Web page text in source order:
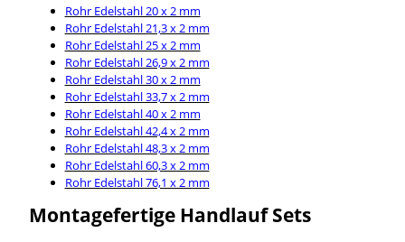
Rohr Edelstahl 20 x 2 mm
Rohr Edelstahl 21,3 x 2 mm
Rohr Edelstahl 25 x 2 mm
Rohr Edelstahl 26,9 x 2 mm
Rohr Edelstahl 30 x 2 mm
Rohr Edelstahl 33,7 x 2 mm
Rohr Edelstahl 40 x 2 mm
Rohr Edelstahl 42,4 x 2 mm
Rohr Edelstahl 48,3 x 2 mm
Rohr Edelstahl 60,3 x 2 mm
Rohr Edelstahl 76,1 x 2 mm
Montagefertige Handlauf Sets